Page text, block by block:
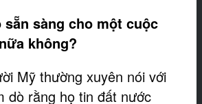
sàng cho một cuộc
không?
Mỹ thường xuyên nói với
dò rằng họ tin đất nước